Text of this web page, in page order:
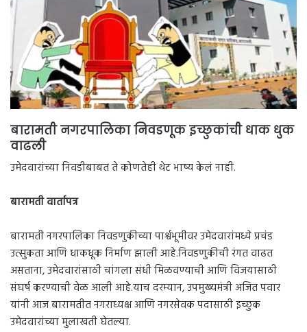
बारामती नगरपालिका निवडणूक इच्छुकांची धाक धुक
वाढली
उमेदवारांच्या निवडीबाबत ते कोणतेही थेट भाष्य केलं नाही.
बारामती वार्तापत्र
बारामती नगरपालिका निवडणुकीच्या पार्श्वभूमीवर उमेदवारांमध्ये प्रचंड
उत्सुकता आणि धाकधूक निर्माण झाली आहे.निवडणुकीची रंगत वाढत
असताना, उमेदवारांसाठी चांगला संधी मिळवण्याची आणि विजयासाठी
संघर्ष करण्याची वेळ आली आहे.याच दरम्यान, उपमुख्यमंत्री अजित पवार
यांनी आज बारामतीत नगराध्यक्ष आणि नगरसेवक पदासाठी इच्छुक
उमेदवारांच्या मुलाखती घेतल्या.